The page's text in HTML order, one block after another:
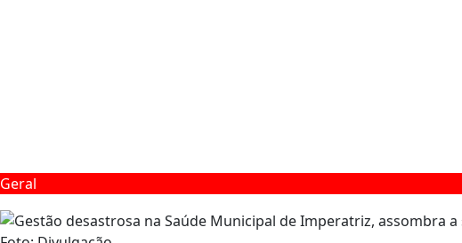
Geral